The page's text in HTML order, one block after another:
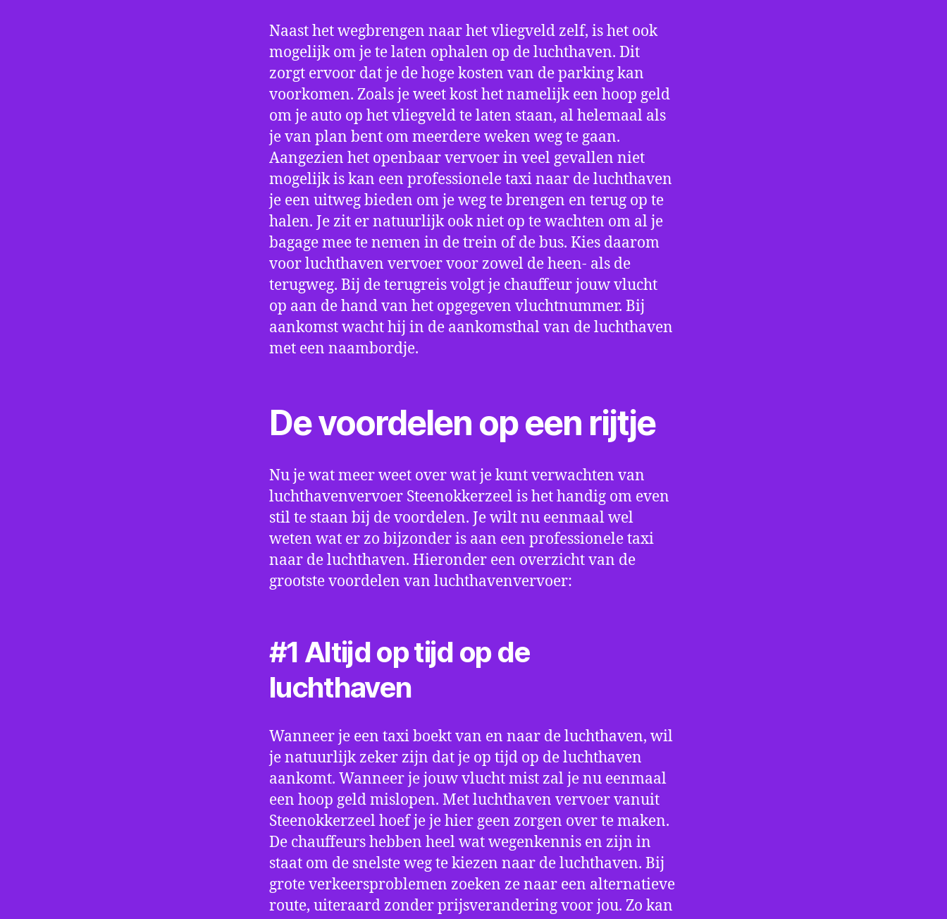
Naast het wegbrengen naar het vliegveld zelf, is het ook
mogelijk om je te laten ophalen op de luchthaven. Dit
zorgt ervoor dat je de hoge kosten van de parking kan
voorkomen. Zoals je weet kost het namelijk een hoop geld
om je auto op het vliegveld te laten staan, al helemaal als
je van plan bent om meerdere weken weg te gaan.
Aangezien het openbaar vervoer in veel gevallen niet
mogelijk is kan een professionele taxi naar de luchthaven
je een uitweg bieden om je weg te brengen en terug op te
halen. Je zit er natuurlijk ook niet op te wachten om al je
bagage mee te nemen in de trein of de bus. Kies daarom
voor luchthaven vervoer voor zowel de heen- als de
terugweg. Bij de terugreis volgt je chauffeur jouw vlucht
op aan de hand van het opgegeven vluchtnummer. Bij
aankomst wacht hij in de aankomsthal van de luchthaven
met een naambordje.
De voordelen op een rijtje
Nu je wat meer weet over wat je kunt verwachten van
luchthavenvervoer Steenokkerzeel is het handig om even
stil te staan bij de voordelen. Je wilt nu eenmaal wel
weten wat er zo bijzonder is aan een professionele taxi
naar de luchthaven. Hieronder een overzicht van de
grootste voordelen van luchthavenvervoer:
#1 Altijd op tijd op de
luchthaven
Wanneer je een taxi boekt van en naar de luchthaven, wil
je natuurlijk zeker zijn dat je op tijd op de luchthaven
aankomt. Wanneer je jouw vlucht mist zal je nu eenmaal
een hoop geld mislopen. Met luchthaven vervoer vanuit
Steenokkerzeel hoef je je hier geen zorgen over te maken.
De chauffeurs hebben heel wat wegenkennis en zijn in
staat om de snelste weg te kiezen naar de luchthaven. Bij
grote verkeersproblemen zoeken ze naar een alternatieve
route, uiteraard zonder prijsverandering voor jou. Zo kan